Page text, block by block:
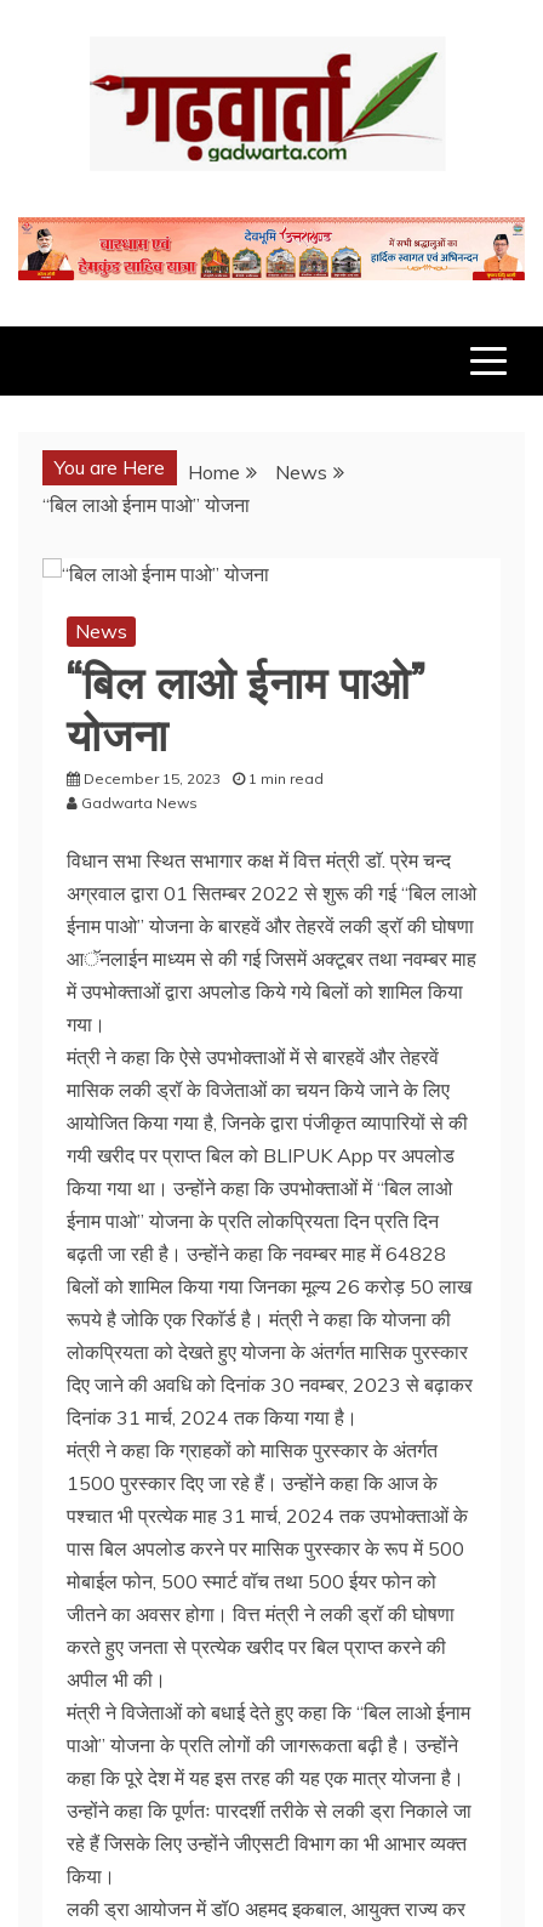
You are Here Home
News
“बिल लाओ ईनाम पाओ” योजना
News
“बिल लाओ ईनाम पाओ”
योजना
December 15, 2023
1 min read
Gadwarta News
विधान सभा स्थित सभागार कक्ष में वित्त मंत्री डाॅ. प्रेम चन्द
अग्रवाल द्वारा 01 सितम्बर 2022 से शुरू की गई “बिल लाओ
ईनाम पाओ” योजना के बारहवें और तेहरवें लकी ड्रॉ की घोषणा
आॅनलाईन माध्यम से की गई जिसमें अक्टूबर तथा नवम्बर माह
में उपभोक्ताओं द्वारा अपलोड किये गये बिलों को शामिल किया
गया।
मंत्री ने कहा कि ऐसे उपभोक्ताओं में से बारहवें और तेहरवें
मासिक लकी ड्रॉ के विजेताओं का चयन किये जाने के लिए
आयोजित किया गया है, जिनके द्वारा पंजीकृत व्यापारियों से की
गयी खरीद पर प्राप्त बिल को BLIPUK App पर अपलोड
किया गया था। उन्होंने कहा कि उपभोक्ताओं में “बिल लाओ
ईनाम पाओ” योजना के प्रति लोकप्रियता दिन प्रति दिन
बढ़ती जा रही है। उन्होंने कहा कि नवम्बर माह में 64828
बिलों को शामिल किया गया जिनका मूल्य 26 करोड़ 50 लाख
रूपये है जोकि एक रिकाॅर्ड है। मंत्री ने कहा कि योजना की
लोकप्रियता को देखते हुए योजना के अंतर्गत मासिक पुरस्कार
दिए जाने की अवधि को दिनांक 30 नवम्बर, 2023 से बढ़ाकर
दिनांक 31 मार्च, 2024 तक किया गया है।
मंत्री ने कहा कि ग्राहकों को मासिक पुरस्कार के अंतर्गत
1500 पुरस्कार दिए जा रहे हैं। उन्होंने कहा कि आज के
पश्चात भी प्रत्येक माह 31 मार्च, 2024 तक उपभोक्ताओं के
पास बिल अपलोड करने पर मासिक पुरस्कार के रूप में 500
मोबाईल फोन, 500 स्मार्ट वॉच तथा 500 ईयर फोन को
जीतने का अवसर होगा। वित्त मंत्री ने लकी ड्रॉ की घोषणा
करते हुए जनता से प्रत्येक खरीद पर बिल प्राप्त करने की
अपील भी की।
मंत्री ने विजेताओं को बधाई देते हुए कहा कि “बिल लाओ ईनाम
पाओ” योजना के प्रति लोगों की जागरूकता बढ़ी है। उन्होंने
कहा कि पूरे देश में यह इस तरह की यह एक मात्र योजना है।
उन्होंने कहा कि पूर्णतः पारदर्शी तरीके से लकी ड्रा निकाले जा
रहे हैं जिसके लिए उन्होंने जीएसटी विभाग का भी आभार व्यक्त
किया।
लकी ड्रा आयोजन में डॉ0 अहमद इकबाल, आयुक्त राज्य कर